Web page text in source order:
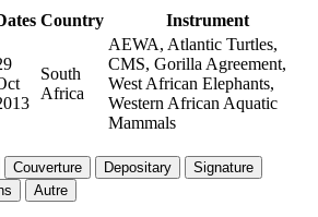
Country
Instrument
South
Africa
AEWA, Atlantic Turtles,
CMS, Gorilla Agreement,
West African Elephants,
Western African Aquatic
Mammals
Couverture Depositary
Signature
Autre